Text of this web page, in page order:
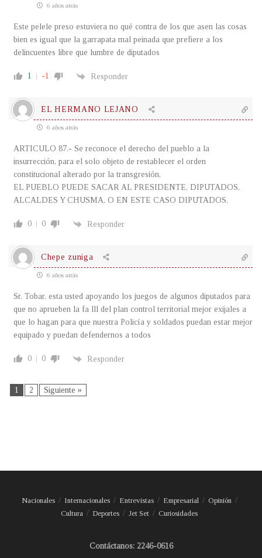
6 años atrás
Este pelele preso estuviera no qué contra de los que asen las cosas
bien es igual que la garrapata mal peinada que prefiere a los
delincuentes libre que lumbre de diputados
1 -1 Responder
EL HERMANO LEJANO
6 años atrás
ARTICULO 87.- Se reconoce el derecho del pueblo a la
insurrección, para el solo objeto de restablecer el orden
constitucional alterado por la transgresión,
EL PUEBLO PUEDE SACAR AL PRESIDENTE, DIPUTADOS,
ALCALDES Y CHUSMA, O EN ESTE CASO DIPUTADOS.
0 0 Responder
Chepe zuniga
6 años atrás
Sr. Tobar, esta usted apoyando los juegos de algunos diputados para
que no aprueben la fa lll del plan control territorial mejor exijales a
que lo hagan para que nuestra Policía y soldados puedan estar mejor
equipado y puedan defendernos a todos
0 0 Responder
1 2 Siguiente »
Nacionales Internacionales Entrevistas Empresarial
Opinión
Cultura
Deportes Jet Set Curiosidades
Contáctanos: 2246-0616